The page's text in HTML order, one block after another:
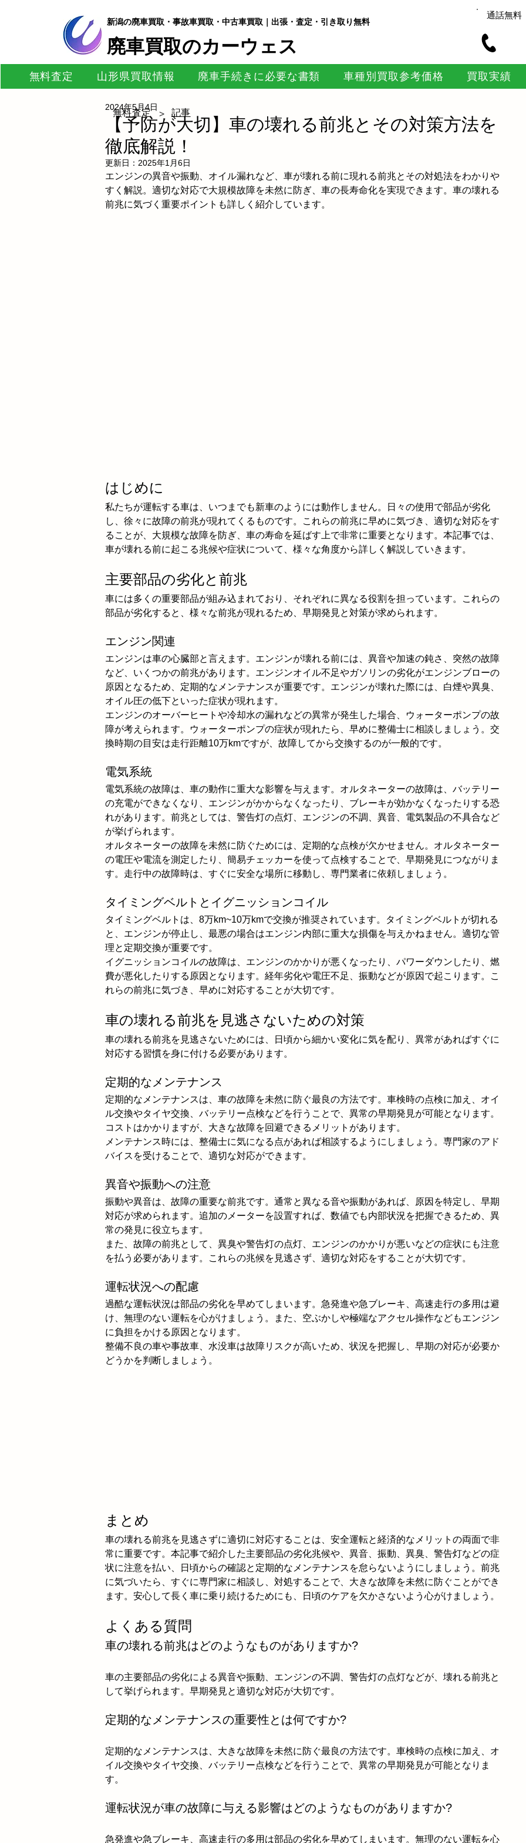
新潟の廃車買取・事故車買取・中古車買取｜出張・査定・引き取り無料
​廃車買取のカーウェス
通話無料
無料査定 山形県買取情報 廃車手続きに必要な書類 車種別買取参考価格 買取実績
【予防が大切】車の壊れる前兆とその対策方法を
徹底解説！
2024年5月4日
更新日： 2025年1月6日
エンジンの異音や振動、オイル漏れなど、車が壊れる前に現れる前兆とその対処法をわかりや
すく解説。適切な対応で大規模故障を未然に防ぎ、車の長寿命化を実現できます。車の壊れる
前兆に気づく重要ポイントも詳しく紹介しています。
はじめに
私たちが運転する車は、いつまでも新車のようには動作しません。日々の使用で部品が劣化
し、徐々に故障の前兆が現れてくるものです。これらの前兆に早めに気づき、適切な対応をす
ることが、大規模な故障を防ぎ、車の寿命を延ばす上で非常に重要となります。本記事では、
車が壊れる前に起こる兆候や症状について、様々な角度から詳しく解説していきます。
主要部品の劣化と前兆
車には多くの重要部品が組み込まれており、それぞれに異なる役割を担っています。これらの
部品が劣化すると、様々な前兆が現れるため、早期発見と対策が求められます。
エンジン関連
エンジンは車の心臓部と言えます。エンジンが壊れる前には、異音や加速の鈍さ、突然の故障
など、いくつかの前兆があります。エンジンオイル不足やガソリンの劣化がエンジンブローの
原因となるため、定期的なメンテナンスが重要です。エンジンが壊れた際には、白煙や異臭、
オイル圧の低下といった症状が現れます。
エンジンのオーバーヒートや冷却水の漏れなどの異常が発生した場合、ウォーターポンプの故
障が考えられます。ウォーターポンプの症状が現れたら、早めに整備士に相談しましょう。交
換時期の目安は走行距離10万kmですが、故障してから交換するのが一般的です。
電気系統
電気系統の故障は、車の動作に重大な影響を与えます。オルタネーターの故障は、バッテリー
の充電ができなくなり、エンジンがかからなくなったり、ブレーキが効かなくなったりする恐
れがあります。前兆としては、警告灯の点灯、エンジンの不調、異音、電気製品の不具合など
が挙げられます。
オルタネーターの故障を未然に防ぐためには、定期的な点検が欠かせません。オルタネーター
の電圧や電流を測定したり、簡易チェッカーを使って点検することで、早期発見につながりま
す。走行中の故障時は、すぐに安全な場所に移動し、専門業者に依頼しましょう。
タイミングベルトとイグニッションコイル
タイミングベルトは、8万km~10万kmで交換が推奨されています。タイミングベルトが切れる
と、エンジンが停止し、最悪の場合はエンジン内部に重大な損傷を与えかねません。適切な管
理と定期交換が重要です。
イグニッションコイルの故障は、エンジンのかかりが悪くなったり、パワーダウンしたり、燃
費が悪化したりする原因となります。経年劣化や電圧不足、振動などが原因で起こります。こ
れらの前兆に気づき、早めに対応することが大切です。
車の壊れる前兆を見逃さないための対策
車の壊れる前兆を見逃さないためには、日頃から細かい変化に気を配り、異常があればすぐに
対応する習慣を身に付ける必要があります。
定期的なメンテナンス
定期的なメンテナンスは、車の故障を未然に防ぐ最良の方法です。車検時の点検に加え、オイ
ル交換やタイヤ交換、バッテリー点検などを行うことで、異常の早期発見が可能となります。
コストはかかりますが、大きな故障を回避できるメリットがあります。
メンテナンス時には、整備士に気になる点があれば相談するようにしましょう。専門家のアド
バイスを受けることで、適切な対応ができます。
異音や振動への注意
振動や異音は、故障の重要な前兆です。通常と異なる音や振動があれば、原因を特定し、早期
対応が求められます。追加のメーターを設置すれば、数値でも内部状況を把握できるため、異
常の発見に役立ちます。
また、故障の前兆として、異臭や警告灯の点灯、エンジンのかかりが悪いなどの症状にも注意
を払う必要があります。これらの兆候を見逃さず、適切な対応をすることが大切です。
運転状況への配慮
過酷な運転状況は部品の劣化を早めてしまいます。急発進や急ブレーキ、高速走行の多用は避
け、無理のない運転を心がけましょう。また、空ぶかしや極端なアクセル操作などもエンジン
に負担をかける原因となります。
整備不良の車や事故車、水没車は故障リスクが高いため、状況を把握し、早期の対応が必要か
どうかを判断しましょう。
まとめ
車の壊れる前兆を見逃さずに適切に対応することは、安全運転と経済的なメリットの両面で非
常に重要です。本記事で紹介した主要部品の劣化兆候や、異音、振動、異臭、警告灯などの症
状に注意を払い、日頃からの確認と定期的なメンテナンスを怠らないようにしましょう。前兆
に気づいたら、すぐに専門家に相談し、対処することで、大きな故障を未然に防ぐことができ
ます。安心して長く車に乗り続けるためにも、日頃のケアを欠かさないよう心がけましょう。
よくある質問
車の壊れる前兆はどのようなものがありますか?
車の主要部品の劣化による異音や振動、エンジンの不調、警告灯の点灯などが、壊れる前兆と
して挙げられます。早期発見と適切な対応が大切です。
定期的なメンテナンスの重要性とは何ですか?
定期的なメンテナンスは、大きな故障を未然に防ぐ最良の方法です。車検時の点検に加え、オ
イル交換やタイヤ交換、バッテリー点検などを行うことで、異常の早期発見が可能となりま
す。
運転状況が車の故障に与える影響はどのようなものがありますか?
急発進や急ブレーキ、高速走行の多用は部品の劣化を早めてしまいます。無理のない運転を心
無料査定 > 記事